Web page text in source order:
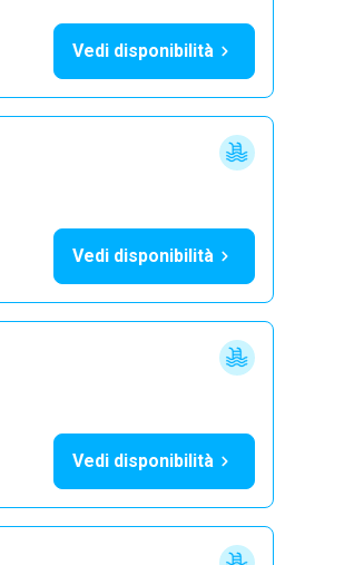
Vedi disponibilità
Vedi disponibilità
Vedi disponibilità